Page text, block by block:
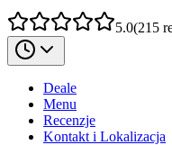
5.0(215
Deale
Menu
Recenzje
Kontakt i Lokalizacja